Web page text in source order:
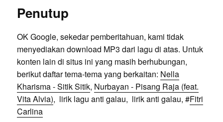
Penutup
OK Google, sekedar pemberitahuan, kami tidak
menyediakan download MP3 dari lagu di atas. Untuk
konten lain di situs ini yang masih berhubungan,
berikut daftar tema-tema yang berkaitan: Nella
Kharisma - Sitik Sitik, Nurbayan - Pisang Raja (feat.
Vita Alvia), lirik lagu anti galau, lirik anti galau, #Fitri
Carlina